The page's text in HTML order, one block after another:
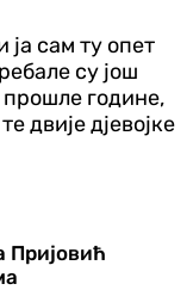
сам ту опет
су још
године,
двије дјевојке
Пријовић